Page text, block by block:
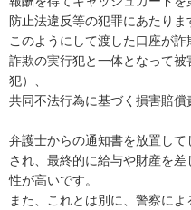
防止法違反等の犯罪にあたりま
このようにして渡した口座が
詐欺の実行犯と一体となって
犯）、
共同不法行為に基づく損害賠償
弁護士からの通知書を放置し
され、最終的に給与や財産を
性が高いです。
また、これとは別に、警察に